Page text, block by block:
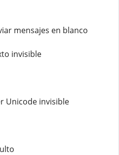
mensajes en blanco
invisible
Unicode invisible